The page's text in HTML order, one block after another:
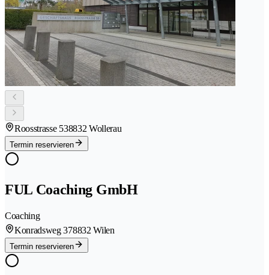
Roosstrasse 538832 Wollerau
Termin reservieren
FUL Coaching GmbH
Coaching
Konradsweg 378832 Wilen
Termin reservieren